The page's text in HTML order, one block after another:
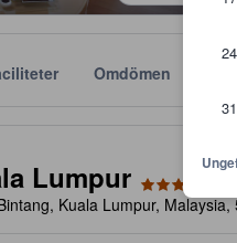
24
31
Omdömen
Lumpur
Kuala Lumpur, Malaysia,